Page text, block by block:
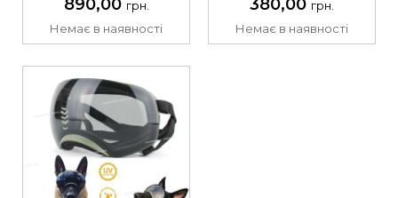
890,00 грн.
Немає в наявності
380,00 грн.
Немає в наявності